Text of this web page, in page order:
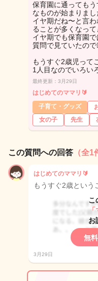
保育園に通っても
なものが始まりま
イヤ期だね〜と言
ることが多くなっ
イヤ期でも保育園
質問で見ていたので
もうすぐ2歳児って
1人目なのでいろい
最終更新：3月29日
はじめてのママリ🔰
子育て・グッズ
女の子
先生
この質問への回答 （全1
はじめてのママリ🔰
もうすぐ2歳という
こ
「
お
無
3月29日